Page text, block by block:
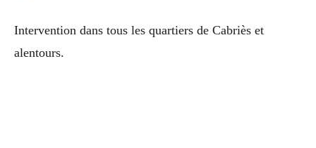
Intervention dans tous les quartiers de Cabriès et
alentours.